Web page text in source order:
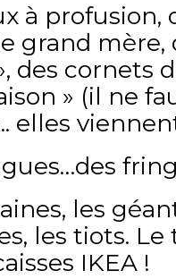
à profusion,
grand mère,
des cornets
» (il ne
elles
les
les tiots.
IKEA !